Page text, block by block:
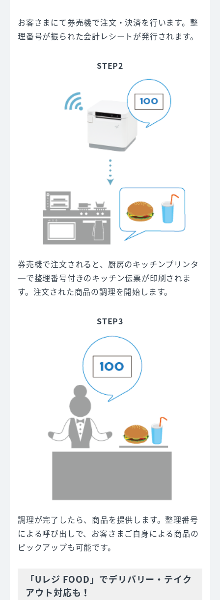
お客さまにて券売機で注文・決済を行います。整
理番号が振られた会計レシートが発行されます。
STEP2
券売機で注文されると、厨房のキッチンプリンタ
―で整理番号付きのキッチン伝票が印刷されま
す。注文された商品の調理を開始します。
STEP3
調理が完了したら、商品を提供します。整理番号
による呼び出しで、お客さまご自身による商品の
ピックアップも可能です。
「Uレジ FOOD」でデリバリー・テイク
アウト対応も！